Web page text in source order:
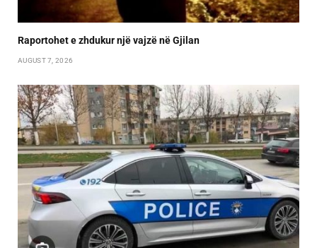
Raportohet e zhdukur një vajzë në Gjilan
AUGUST 7, 2026